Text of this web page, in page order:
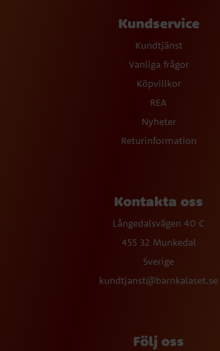
Kundservice
Kundtjänst
Vanliga frågor
Köpvillkor
REA
Nyheter
Returinformation
Kontakta oss
Långedalsvägen 40 C
455 32 Munkedal
Sverige
kundtjanst@barnkalaset.se
Följ oss